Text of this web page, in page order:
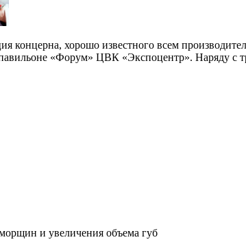
концерна, хорошо известного всем
«Форум» ЦВК «Экспоцентр». Наряду с
и увеличения объема губ